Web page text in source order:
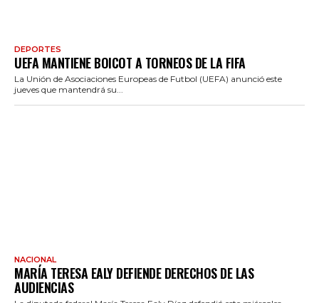
DEPORTES
UEFA MANTIENE BOICOT A TORNEOS DE LA FIFA
La Unión de Asociaciones Europeas de Futbol (UEFA) anunció este
jueves que mantendrá su...
NACIONAL
MARÍA TERESA EALY DEFIENDE DERECHOS DE LAS
AUDIENCIAS